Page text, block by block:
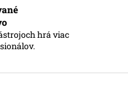
hrá viac